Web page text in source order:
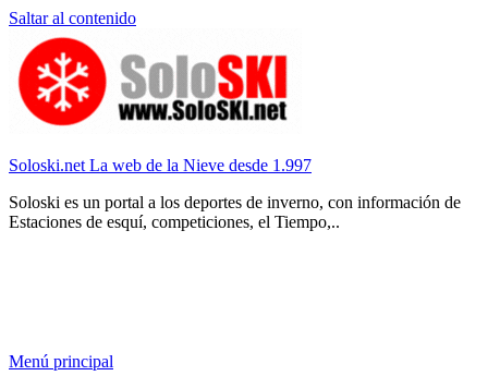
Saltar al contenido
Soloski.net La web de la Nieve desde 1.997
Soloski es un portal a los deportes de inverno, con información de
Estaciones de esquí, competiciones, el Tiempo,..
Menú principal